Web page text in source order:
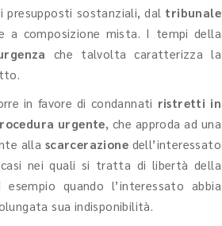
presupposti sostanziali, dal tribunale
a composizione mista. I tempi della
che talvolta caratterizza la
in favore di condannati ristretti in
urgente, che approda ad una
alla scarcerazione dell’interessato
casi nei quali si tratta di libertà della
quando l’interessato abbia
sua indisponibilità.